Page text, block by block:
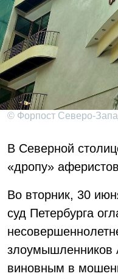
© Форпост Северо-
В Северной
«дропу»
Во вторник, 30
суд Петербурга
злоумышленников
виновным в